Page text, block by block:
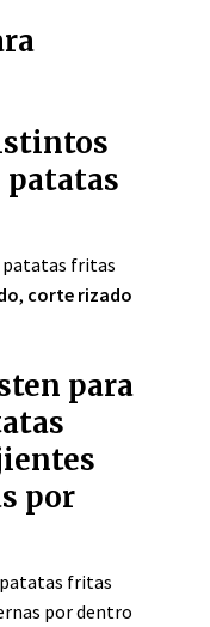
patatas
patatas fritas
, corte rizado
para
por
fritas
por dentro